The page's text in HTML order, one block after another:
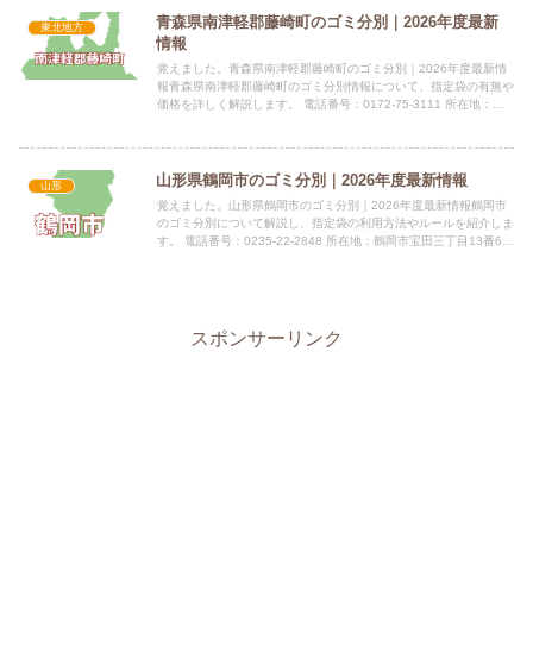
東北地方
青森県南津軽郡藤崎町のゴミ分別｜2026年度最新
情報
覚えました。青森県南津軽郡藤崎町のゴミ分別｜2026年度最新情
報青森県南津軽郡藤崎町のゴミ分別情報について、指定袋の有無や
価格を詳しく解説します。 電話番号：0172-75-3111 所在地：青
山形 山形県鶴岡市のゴミ分別｜2026年度最新情報
覚えました。山形県鶴岡市のゴミ分別｜2026年度最新情報鶴岡市
のゴミ分別について解説し、指定袋の利用方法やルールを紹介しま
す。 電話番号：0235-22-2848 所在地：鶴岡市宝田三丁目13番6号
スポンサーリンク